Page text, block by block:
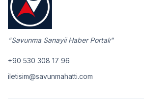
"Savunma Sanayii Haber Portalı"
+90 530 308 17 96
iletisim@savunmahatti.com